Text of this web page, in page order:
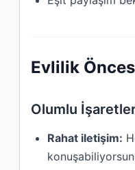
Evlilik
Olumlu
Rahat iletişim: